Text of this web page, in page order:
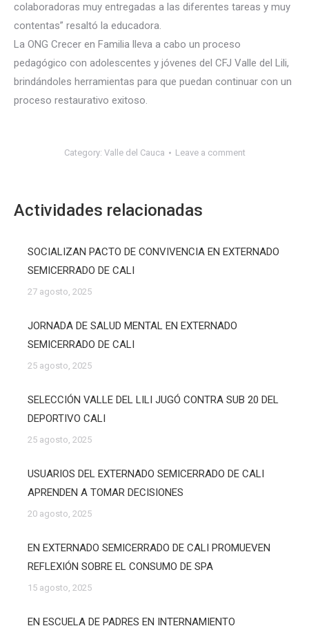
colaboradoras muy entregadas a las diferentes tareas y muy
contentas” resaltó la educadora.
La ONG Crecer en Familia lleva a cabo un proceso
pedagógico con adolescentes y jóvenes del CFJ Valle del Lili,
brindándoles herramientas para que puedan continuar con un
proceso restaurativo exitoso.
Category: Valle del Cauca Leave a comment
Actividades relacionadas
SOCIALIZAN PACTO DE CONVIVENCIA EN EXTERNADO
SEMICERRADO DE CALI
27 agosto, 2025
JORNADA DE SALUD MENTAL EN EXTERNADO
SEMICERRADO DE CALI
25 agosto, 2025
SELECCIÓN VALLE DEL LILI JUGÓ CONTRA SUB 20 DEL
DEPORTIVO CALI
25 agosto, 2025
USUARIOS DEL EXTERNADO SEMICERRADO DE CALI
APRENDEN A TOMAR DECISIONES
20 agosto, 2025
EN EXTERNADO SEMICERRADO DE CALI PROMUEVEN
REFLEXIÓN SOBRE EL CONSUMO DE SPA
15 agosto, 2025
EN ESCUELA DE PADRES EN INTERNAMIENTO